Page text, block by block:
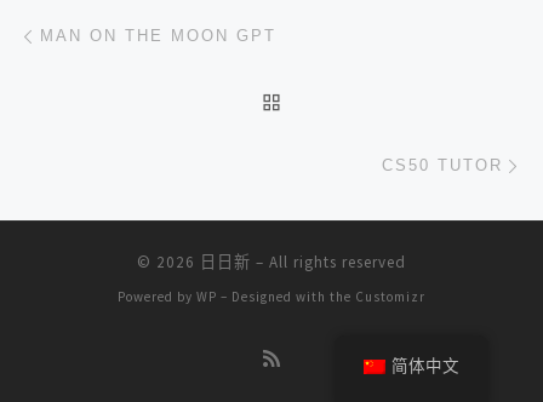
文章导航
MAN ON THE MOON GPT
CS50 TUTOR
© 2026 日日新 – All rights reserved
Powered by WP – Designed with the Customizr
简体中文